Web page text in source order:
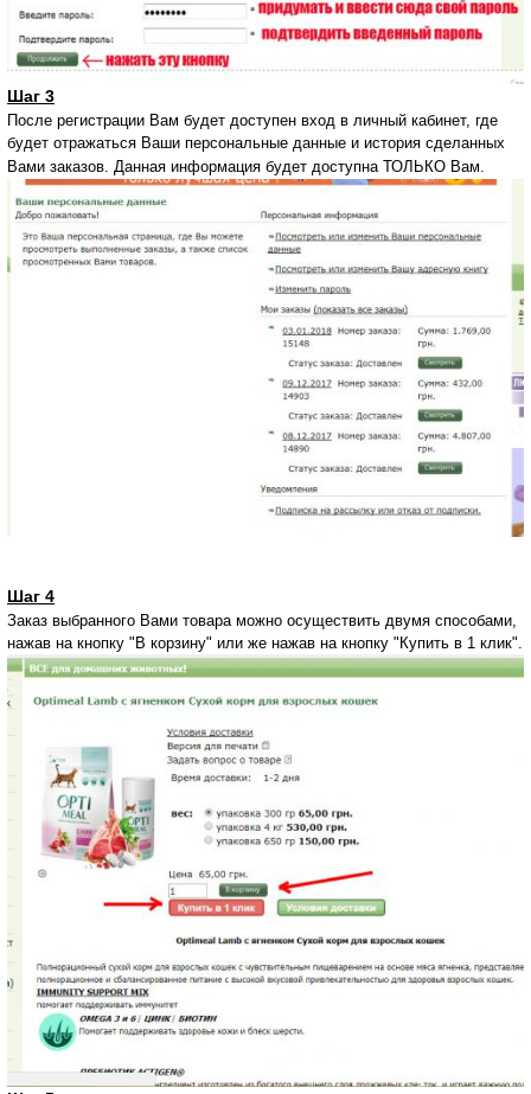
Шаг 3
После регистрации Вам будет доступен вход в личный кабинет, где
будет отражаться Ваши персональные данные и история сделанных
Вами заказов. Данная информация будет доступна ТОЛЬКО Вам.
Шаг 4
Заказ выбранного Вами товара можно осуществить двумя способами,
нажав на кнопку "В корзину" или же нажав на кнопку "Купить в 1 клик".